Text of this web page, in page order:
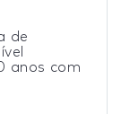
de
anos com